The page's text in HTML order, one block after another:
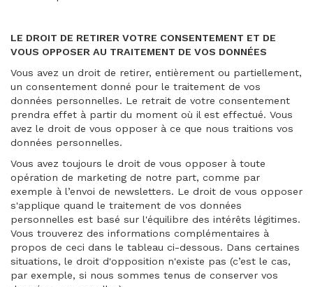
LE DROIT DE RETIRER VOTRE CONSENTEMENT ET DE
VOUS OPPOSER AU TRAITEMENT DE VOS DONNÉES
Vous avez un droit de retirer, entièrement ou partiellement,
un consentement donné pour le traitement de vos
données personnelles. Le retrait de votre consentement
prendra effet à partir du moment où il est effectué. Vous
avez le droit de vous opposer à ce que nous traitions vos
données personnelles.
Vous avez toujours le droit de vous opposer à toute
opération de marketing de notre part, comme par
exemple à l’envoi de newsletters. Le droit de vous opposer
s'applique quand le traitement de vos données
personnelles est basé sur l'équilibre des intérêts légitimes.
Vous trouverez des informations complémentaires à
propos de ceci dans le tableau ci-dessous. Dans certaines
situations, le droit d'opposition n'existe pas (c’est le cas,
par exemple, si nous sommes tenus de conserver vos